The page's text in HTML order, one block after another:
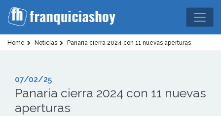
Home Noticias Panaria cierra 2024 con 11 nuevas aperturas
07/02/25
Panaria cierra 2024 con 11 nuevas
aperturas